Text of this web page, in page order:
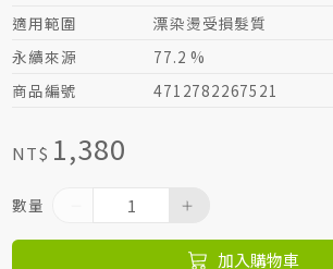
適用範圍
漂染燙受損髮質
永續來源
77.2 %
商品編號
4712782267521
NT$ 1,380
數量
加入購物車